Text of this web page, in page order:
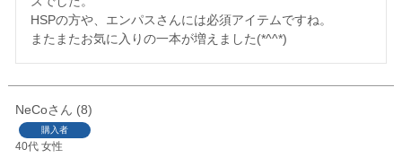
HSPの方や、エンパスさんには必須アイテムですね。
またまたお気に入りの一本が増えました(*^^*)
NeCo 8
購入者
40代 女性